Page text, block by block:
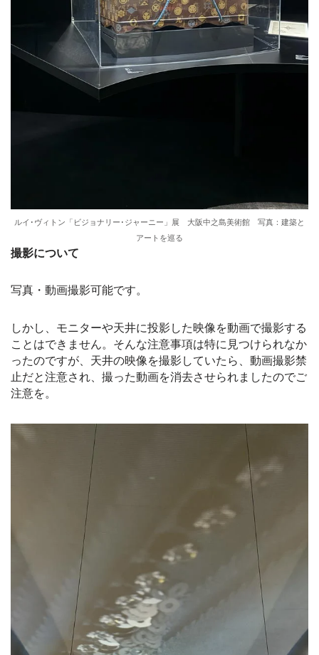
ルイ･ヴィトン「ビジョナリー･ジャーニー」展 大阪中之島美術館 写真：建築と
アートを巡る
撮影について
写真・動画撮影可能です。
しかし、モニターや天井に投影した映像を動画で撮影する
ことはできません。そんな注意事項は特に見つけられなか
ったのですが、天井の映像を撮影していたら、動画撮影禁
止だと注意され、撮った動画を消去させられましたのでご
注意を。